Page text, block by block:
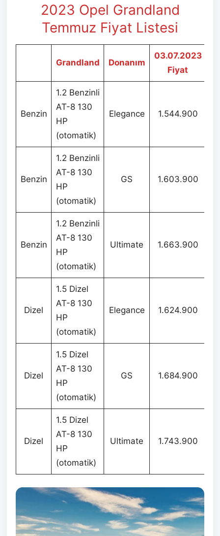
2023 Opel Grandland
Temmuz Fiyat Listesi
Grandland Donanım
03.07.2023
Fiyat
Benzin
1.2 Benzinli
AT-8 130
HP
(otomatik)
Elegance 1.544.900
Benzin
1.2 Benzinli
AT-8 130
HP
(otomatik)
GS 1.603.900
Benzin
1.2 Benzinli
AT-8 130
HP
(otomatik)
Ultimate 1.663.900
Dizel
1.5 Dizel
AT-8 130
HP
(otomatik)
Elegance 1.624.900
Dizel
1.5 Dizel
AT-8 130
HP
(otomatik)
GS 1.684.900
Dizel
1.5 Dizel
AT-8 130
HP
(otomatik)
Ultimate 1.743.900